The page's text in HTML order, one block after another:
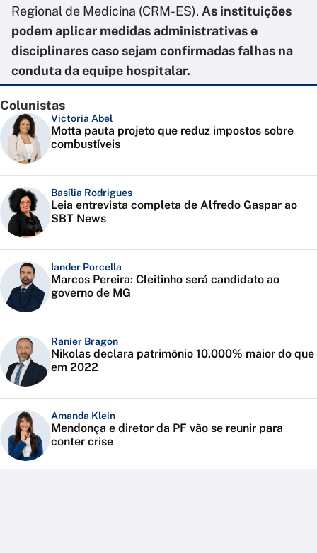
Regional de Medicina (CRM-ES). As instituições
podem aplicar medidas administrativas e
disciplinares caso sejam confirmadas falhas na
conduta da equipe hospitalar.
Colunistas
Victoria Abel
Motta pauta projeto que reduz impostos sobre
combustíveis
Basília Rodrigues
Leia entrevista completa de Alfredo Gaspar ao
SBT News
Iander Porcella
Marcos Pereira: Cleitinho será candidato ao
governo de MG
Ranier Bragon
Nikolas declara patrimônio 10.000% maior do que
em 2022
Amanda Klein
Mendonça e diretor da PF vão se reunir para
conter crise